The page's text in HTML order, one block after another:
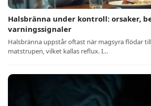
Halsbränna under kontroll: orsaker,
varningssignaler
Halsbränna uppstår oftast när magsyra flödar
matstrupen, vilket kallas reflux. I…